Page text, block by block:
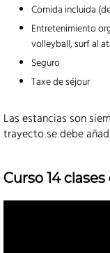
Comida incluida
Entretenimiento
volleyball, surf al
Seguro
Taxe de séjour
Las estancias son
trayecto se debe
Curso 14